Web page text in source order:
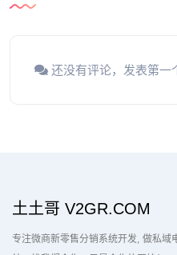
还没有评论，发表第一
土土哥 V2GR.COM
专注微商新零售分销系统开发 做私域